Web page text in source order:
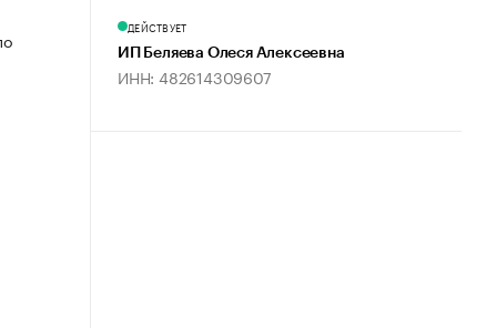
ДЕЙСТВУЕТ
ИП Беляева Олеся Алексеевна
ИНН: 482614309607